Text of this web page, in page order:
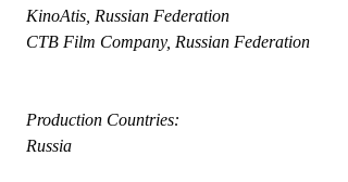
KinoAtis, Russian Federation
CTB Film Company, Russian Federation
Production Countries:
Russia